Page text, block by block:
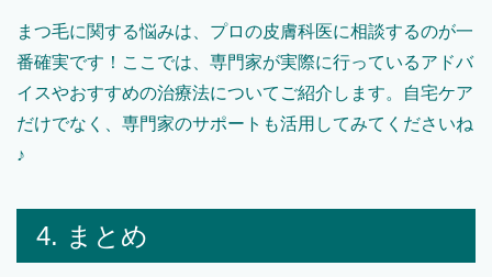
まつ毛に関する悩みは、プロの皮膚科医に相談するのが一
番確実です！ここでは、専門家が実際に行っているアドバ
イスやおすすめの治療法についてご紹介します。自宅ケア
だけでなく、専門家のサポートも活用してみてくださいね
♪
4. まとめ